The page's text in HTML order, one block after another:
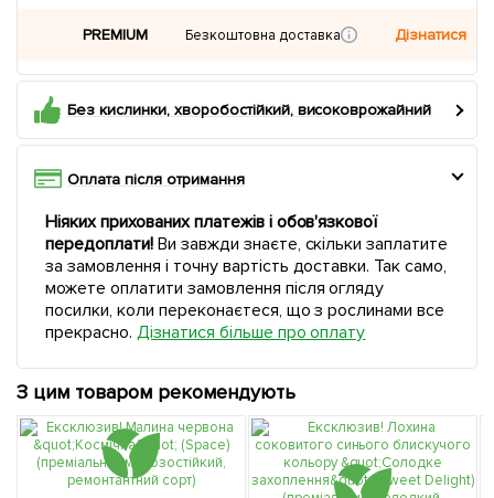
PREMIUM Безкоштовна доставка Дізнатися
Без кислинки, хворобостійкий, високоврожайний
Оплата після отримання
Ніяких прихованих платежів і обов'язкової
передоплати!Ви завжди знаєте, скільки заплатите
за замовлення і точну вартість доставки. Так само,
можете оплатити замовлення після огляду
посилки, коли переконаєтеся, що з рослинами все
прекрасно. Дізнатися більше про оплату
З цим товаром рекомендують